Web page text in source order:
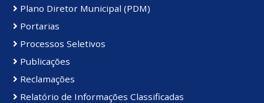
Plano Diretor Municipal (PDM)
Portarias
Processos Seletivos
Publicações
Reclamações
Relatório de Informações Classificadas